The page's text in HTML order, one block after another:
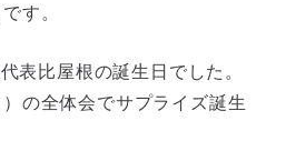
す。
表比屋根の誕生日でした。
の全体会でサプライズ誕生